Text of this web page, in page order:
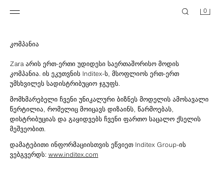
0
კომპანია
Zara არის ერთ-ერთი უდიდესი საერთაშორისო მოდის
კომპანია. ის ეკუთვნის Inditex-ს, მსოფლიოს ერთ-ერთ
უმსხვილეს სადისტრიბუციო ჯგუფს.
მომხმარებელი ჩვენი უნიკალური ბიზნეს მოდელის ამოსავალი
წერტილია, რომელიც მოიცავს დიზაინს, წარმოებას,
დისტრიბუციას და გაყიდვებს ჩვენი ფართო საცალო ქსელის
მეშვეობით.
დამატებითი ინფორმაციისთვის ეწვიეთ Inditex Group-ის
ვებგვერდს: www.inditex.com